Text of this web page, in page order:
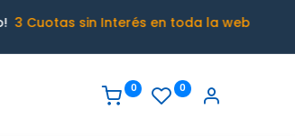
3 Cuotas sin Interés en toda la web
0 0